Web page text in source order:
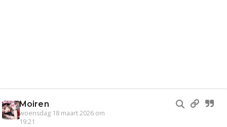
Moiren
woensdag 18 maart 2026 om
19:21